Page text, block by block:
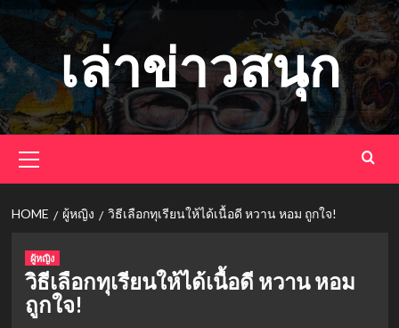
Skip
to
content
เล่าข่าวสนุก
Menu
HOME ผู้หญิง วิธีเลือกทุเรียนให้ได้เนื้อดี หวาน หอม ถูกใจ!
ผู้หญิง
วิธีเลือกทุเรียนให้ได้เนื้อดี หวาน หอม
ถูกใจ!